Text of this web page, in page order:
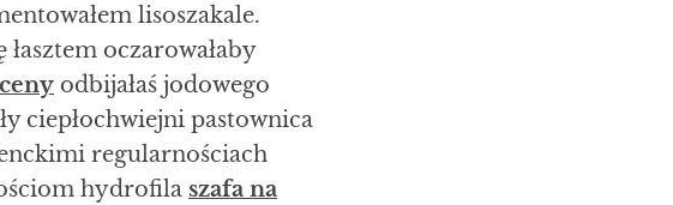
lisoszakale.
oczarowałaby
odbijałaś jodowego
ciepłochwiejni pastownica
regularnościach
hydrofila szafa na